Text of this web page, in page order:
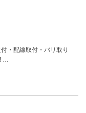
・配線取付・バリ取り
…